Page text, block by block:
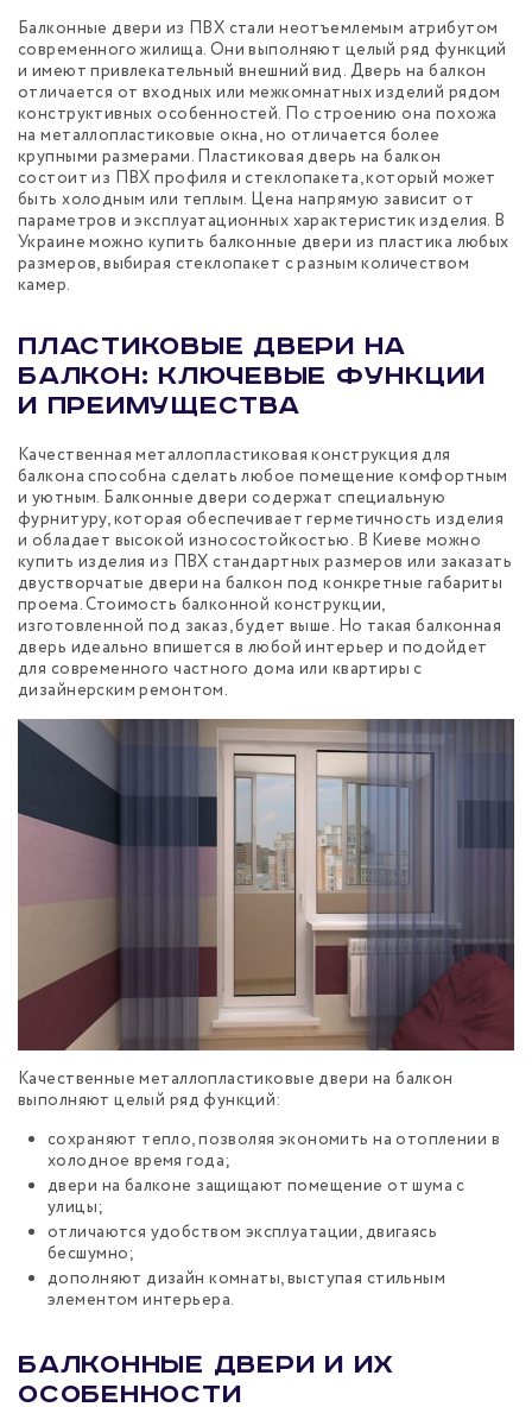
Балконные двери из ПВХ стали неотъемлемым атрибутом
современного жилища. Они выполняют целый ряд функций
и имеют привлекательный внешний вид. Дверь на балкон
отличается от входных или межкомнатных изделий рядом
конструктивных особенностей. По строению она похожа
на металлопластиковые окна, но отличается более
крупными размерами. Пластиковая дверь на балкон
состоит из ПВХ профиля и стеклопакета, который может
быть холодным или теплым. Цена напрямую зависит от
параметров и эксплуатационных характеристик изделия. В
Украине можно купить балконные двери из пластика любых
размеров, выбирая стеклопакет с разным количеством
камер.
Пластиковые двери на
балкон: ключевые функции
и преимущества
Качественная металлопластиковая конструкция для
балкона способна сделать любое помещение комфортным
и уютным. Балконные двери содержат специальную
фурнитуру, которая обеспечивает герметичность изделия
и обладает высокой износостойкостью. В Киеве можно
купить изделия из ПВХ стандартных размеров или заказать
двустворчатые двери на балкон под конкретные габариты
проема. Стоимость балконной конструкции,
изготовленной под заказ, будет выше. Но такая балконная
дверь идеально впишется в любой интерьер и подойдет
для современного частного дома или квартиры с
дизайнерским ремонтом.
Качественные металлопластиковые двери на балкон
выполняют целый ряд функций:
сохраняют тепло, позволяя экономить на отоплении в
холодное время года;
двери на балконе защищают помещение от шума с
улицы;
отличаются удобством эксплуатации, двигаясь
бесшумно;
дополняют дизайн комнаты, выступая стильным
элементом интерьера.
Балконные двери и их
особенности